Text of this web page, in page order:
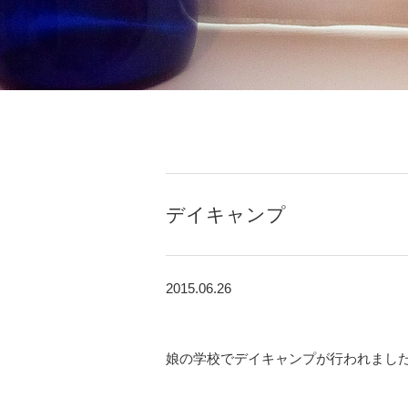
デイキャンプ
2015.06.26
娘の学校でデイキャンプが行われまし